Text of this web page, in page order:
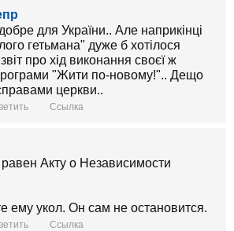
для України.. Але наприкінці
гетьмана" дуже б хотілося
про хід виконання своєї ж
"Жити по-новому!".. Дещо
церкви..
Ссылка
Акту о Независимости
ему укол. Он сам не остановится.
Ссылка